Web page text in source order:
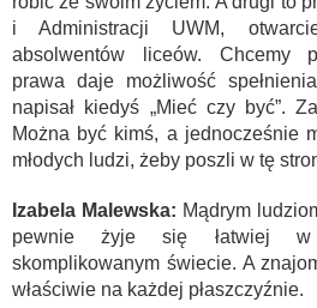
i Administracji UWM,
absolwentów liceów. Chcemy
prawa daje możliwość
napisał kiedyś „Mieć czy być”.
Można być kimś, a jednocześnie
młodych ludzi, żeby poszli w tę
Izabela Malewska: Mądrym
pewnie żyje się łatwiej w
skomplikowanym świecie. A
właściwie na każdej płaszczyźnie.